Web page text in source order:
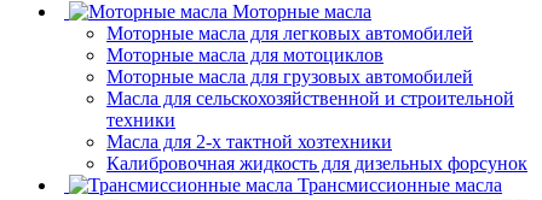
Моторные масла
Моторные масла для легковых автомобилей
Моторные масла для мотоциклов
Моторные масла для грузовых автомобилей
Масла для сельскохозяйственной и строительной
техники
Масла для 2-х тактной хозтехники
Калибровочная жидкость для дизельных форсунок
Трансмиссионные масла